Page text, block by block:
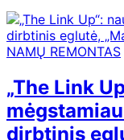
NAMŲ REMONTAS
„The Link
dirbtinis